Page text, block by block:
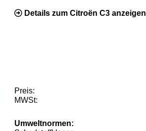
Details zum Citroën C3 anzeigen
Preis:
MWSt:
Umweltnormen: